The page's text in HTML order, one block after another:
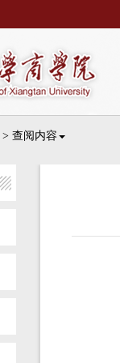
> 查阅内容